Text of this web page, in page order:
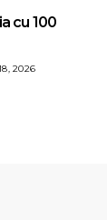
cu 100
2026